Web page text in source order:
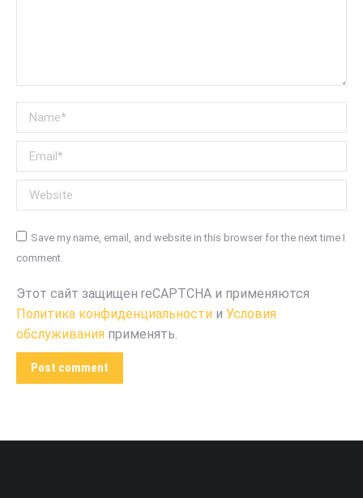
Name *
Email *
Website
Save my name, email, and website in this browser for the next time I
comment.
Этот сайт защищен reCAPTCHA и применяются
Политика конфиденциальности и Условия
обслуживания применять.
Post comment